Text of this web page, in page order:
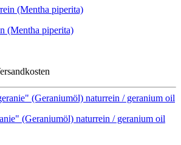
(Mentha piperita)
(Geraniumöl) naturrein / geranium oil